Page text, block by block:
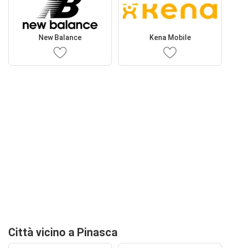
New Balance Kena Mobile
Città vicino a Pinasca